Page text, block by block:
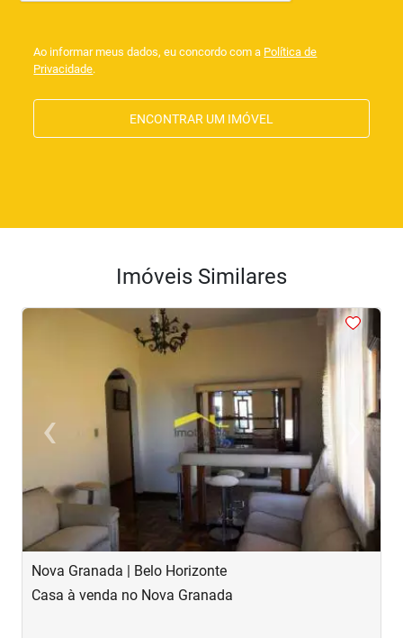
Ao informar meus dados, eu concordo com a Política de
Privacidade.
ENCONTRAR UM IMÓVEL
Imóveis Similares
‹Previous Next
Nova Granada | Belo Horizonte
Casa à venda no Nova Granada